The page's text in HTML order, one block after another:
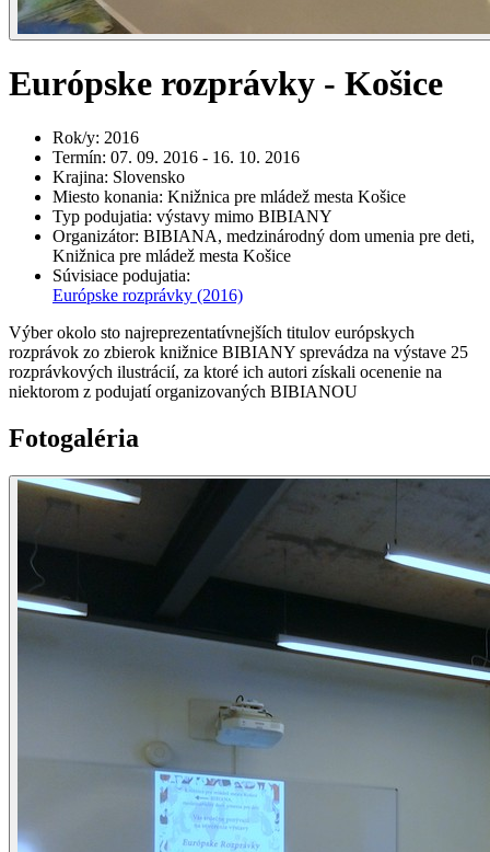
Európske rozprávky - Košice
Rok/y: 2016
Termín: 07. 09. 2016 - 16. 10. 2016
Krajina: Slovensko
Miesto konania: Knižnica pre mládež mesta Košice
Typ podujatia: výstavy mimo BIBIANY
Organizátor: BIBIANA, medzinárodný dom umenia pre deti,
Knižnica pre mládež mesta Košice
Súvisiace podujatia:
Európske rozprávky (2016)
Výber okolo sto najreprezentatívnejších titulov európskych
rozprávok zo zbierok knižnice BIBIANY sprevádza na výstave 25
rozprávkových ilustrácií, za ktoré ich autori získali ocenenie na
niektorom z podujatí organizovaných BIBIANOU
Fotogaléria